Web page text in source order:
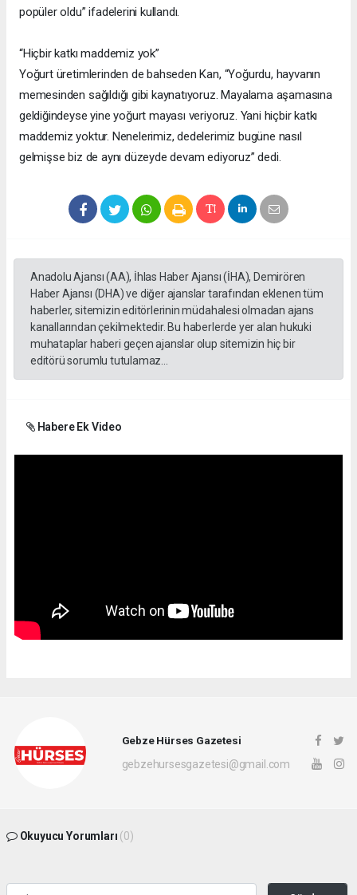
popüler oldu” ifadelerini kullandı.
“Hiçbir katkı maddemiz yok”
Yoğurt üretimlerinden de bahseden Kan, “Yoğurdu, hayvanın
memesinden sağıldığı gibi kaynatıyoruz. Mayalama aşamasına
geldiğindeyse yine yoğurt mayası veriyoruz. Yani hiçbir katkı
maddemiz yoktur. Nenelerimiz, dedelerimiz bugüne nasıl
gelmişse biz de aynı düzeyde devam ediyoruz” dedi.
Anadolu Ajansı (AA), İhlas Haber Ajansı (İHA), Demirören
Haber Ajansı (DHA) ve diğer ajanslar tarafından eklenen tüm
haberler, sitemizin editörlerinin müdahalesi olmadan ajans
kanallarından çekilmektedir. Bu haberlerde yer alan hukuki
muhataplar haberi geçen ajanslar olup sitemizin hiç bir
editörü sorumlu tutulamaz...
Habere Ek Video
Gebze Hürses Gazetesi
gebzehursesgazetesi@gmail.com
Okuyucu Yorumları (0)